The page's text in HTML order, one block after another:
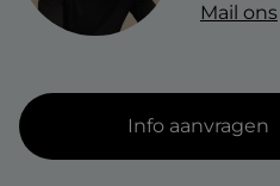
Mail ons
Info aanvragen